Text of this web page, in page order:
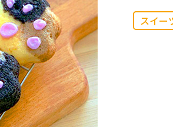
スイー